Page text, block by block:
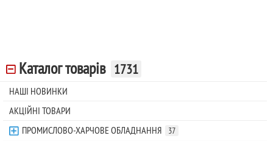
Каталог товарів 1731
НАШІ НОВИНКИ
АКЦІЙНІ ТОВАРИ
ПРОМИСЛОВО-ХАРЧОВЕ ОБЛАДНАННЯ
37